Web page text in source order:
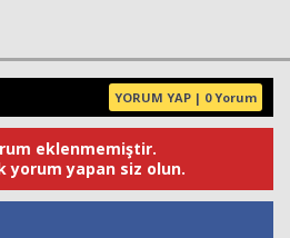
YORUM YAP | 0 Yorum
eklenmemiştir.
yorum yapan siz olun.